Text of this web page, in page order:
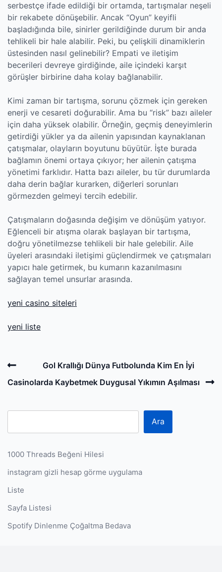
serbestçe ifade edildiği bir ortamda, tartışmalar neşeli
bir rekabete dönüşebilir. Ancak “Oyun” keyifli
başladığında bile, sinirler gerildiğinde durum bir anda
tehlikeli bir hale alabilir. Peki, bu çelişkili dinamiklerin
üstesinden nasıl gelinebilir? Empati ve iletişim
becerileri devreye girdiğinde, aile içindeki karşıt
görüşler birbirine daha kolay bağlanabilir.
Kimi zaman bir tartışma, sorunu çözmek için gereken
enerji ve cesareti doğurabilir. Ama bu “risk” bazı aileler
için daha yüksek olabilir. Örneğin, geçmiş deneyimlerin
getirdiği yükler ya da ailenin yapısından kaynaklanan
çatışmalar, olayların boyutunu büyütür. İşte burada
bağlamın önemi ortaya çıkıyor; her ailenin çatışma
yönetimi farklıdır. Hatta bazı aileler, bu tür durumlarda
daha derin bağlar kurarken, diğerleri sorunları
görmezden gelmeyi tercih edebilir.
Çatışmaların doğasında değişim ve dönüşüm yatıyor.
Eğlenceli bir atışma olarak başlayan bir tartışma,
doğru yönetilmezse tehlikeli bir hale gelebilir. Aile
üyeleri arasındaki iletişimi güçlendirmek ve çatışmaları
yapıcı hale getirmek, bu kumarın kazanılmasını
sağlayan temel unsurlar arasında.
yeni casino siteleri
yeni liste
Post
navigation
Previous
Post
Gol Krallığı Dünya Futbolunda Kim En İyi
Casinolarda Kaybetmek Duygusal Yıkımın Aşılması
Ara
1000 Threads Beğeni Hilesi
instagram gizli hesap görme uygulama
Liste
Sayfa Listesi
Spotify Dinlenme Çoğaltma Bedava